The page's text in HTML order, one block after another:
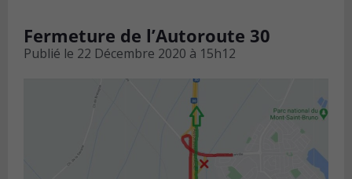
Fermeture de l’Autoroute 30
Publié le 22 Décembre 2020 à 15h12